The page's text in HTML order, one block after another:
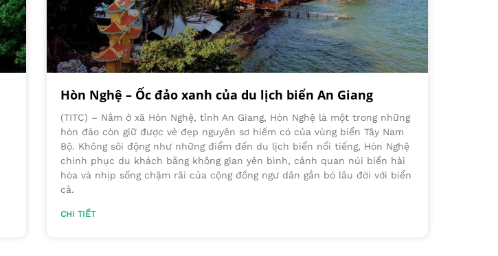
Hòn Nghệ – Ốc đảo xanh của du lịch biển An Giang
(TITC) – Nằm ở xã Hòn Nghệ, tỉnh An Giang, Hòn Nghệ là một trong những
hòn đảo còn giữ được vẻ đẹp nguyên sơ hiếm có của vùng biển Tây Nam
Bộ. Không sôi động như những điểm đến du lịch biển nổi tiếng, Hòn Nghệ
chinh phục du khách bằng không gian yên bình, cảnh quan núi biển hài
hòa và nhịp sống chậm rãi của cộng đồng ngư dân gắn bó lâu đời với biển
cả.
CHI TIẾT